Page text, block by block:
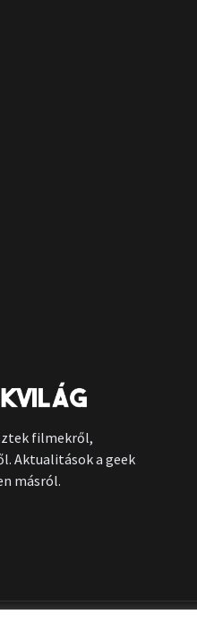
filmekről,
Aktualitások a geek
másról.